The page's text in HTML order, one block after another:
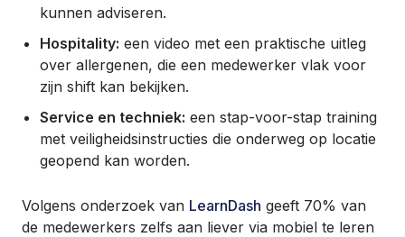
kunnen adviseren.
Hospitality: een video met een praktische uitleg
over allergenen, die een medewerker vlak voor
zijn shift kan bekijken.
Service en techniek: een stap-voor-stap training
met veiligheidsinstructies die onderweg op locatie
geopend kan worden.
Volgens onderzoek van LearnDash geeft 70% van
de medewerkers zelfs aan liever via mobiel te leren